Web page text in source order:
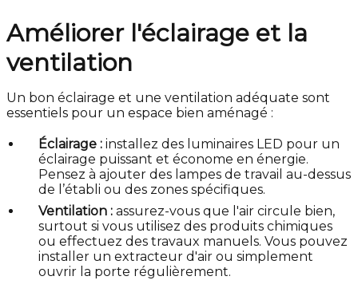
Améliorer l'éclairage et la
ventilation
Un bon éclairage et une ventilation adéquate sont
essentiels pour un espace bien aménagé :
Éclairage : installez des luminaires LED pour un
éclairage puissant et économe en énergie.
Pensez à ajouter des lampes de travail au-dessus
de l’établi ou des zones spécifiques.
Ventilation : assurez-vous que l'air circule bien,
surtout si vous utilisez des produits chimiques
ou effectuez des travaux manuels. Vous pouvez
installer un extracteur d'air ou simplement
ouvrir la porte régulièrement.